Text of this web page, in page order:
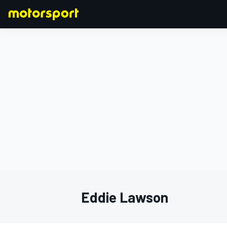
Eddie Lawson